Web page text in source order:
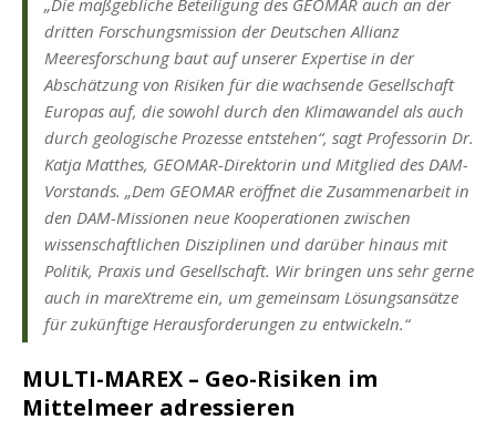
dritten Forschungsmission der Deutschen Allianz
Meeresforschung baut auf unserer Expertise in der
Abschätzung von Risiken für die wachsende Gesellschaft
Europas auf, die sowohl durch den Klimawandel als auch
durch geologische Prozesse entstehen“, sagt Professorin Dr.
Katja Matthes, GEOMAR-Direktorin und Mitglied des DAM-
Vorstands. „Dem GEOMAR eröffnet die Zusammenarbeit in
den DAM-Missionen neue Kooperationen zwischen
wissenschaftlichen Disziplinen und darüber hinaus mit
Politik, Praxis und Gesellschaft. Wir bringen uns sehr gerne
auch in mareXtreme ein, um gemeinsam Lösungsansätze
für zukünftige Herausforderungen zu entwickeln.“
MULTI-MAREX – Geo-Risiken im
Mittelmeer adressieren